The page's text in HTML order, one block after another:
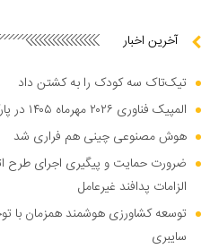
آخرین اخبار
تیک‌تاک سه کودک را به کشتن داد
المپیک فناوری ۲۰۲۶ مهرماه ۱۴۰۵ در پارک فناوری پردیس برگزار می‌شود
هوش مصنوعی چینی هم فراری شد
ضرورت حمایت و پیگیری اجرای طرح
الزامات پدافند غیرعامل
توسعه کشاورزی هوشمند همزمان با
سایبری